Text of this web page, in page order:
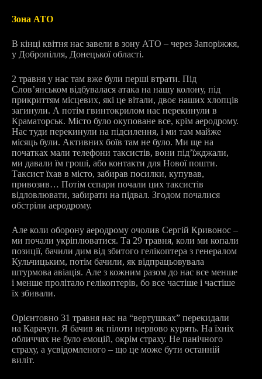
Зона АТО
В кінці квітня нас завели в зону АТО – через Запоріжжя,
у Добропілля, Донецької області.
2 травня у нас там вже були перші втрати. Під
Слов’янськом відбувалася атака на нашу колону, під
прикриттям місцевих, які це вітали, двоє наших хлопців
загинули. А потім гвинтокрилом нас перекинули в
Краматорськ. Місто було окуповане все, крім аеродрому.
Нас туди перекинули на підсилення, і ми там майже
місяць були. Активних боїв там не було. Ми ще на
початках мали телефони таксистів, вони під’їжджали,
ми давали їм гроші, або контакти для Нової пошти.
Таксист їхав в місто, забирав посилки, купував,
привозив… Потім сєпари почали цих таксистів
відловлювати, забирати на підвал. Згодом почалися
обстріли аеродрому.
Але коли оборону аеродрому очолив Сергій Кривонос –
ми почали укріплюватися. Та 29 травня, коли ми копали
позиції, бачили дим від збитого гелікоптера з генералом
Кульчицьким, потім бачили, як відпрацьовувала
штурмова авіація. Але з кожним разом до нас все менше
і менше пролітало гелікоптерів, бо все частіше і частіше
їх збивали.
Орієнтовно 31 травня нас на “вертушках” перекидали
на Карачун. Я бачив як пілоти нервово курять. На їхніх
обличчях не було емоцій, окрім страху. Не панічного
страху, а усвідомленого – що це може бути останній
виліт.